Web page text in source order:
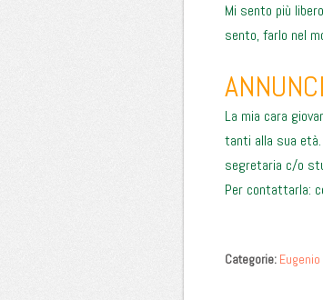
Mi sento più
sento, farlo nel
La mia cara
tanti alla sua
segretaria c/o
Per contattarla:
Categorie: